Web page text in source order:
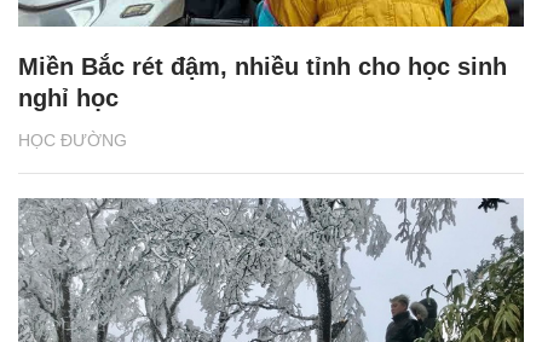
HỌC ĐƯỜNG
Miền Bắc rét đậm, nhiều tỉnh cho học sinh
nghỉ học